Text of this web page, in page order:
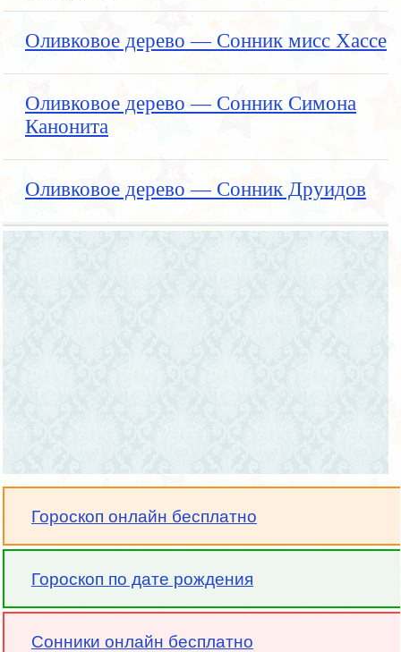
Оливковое дерево — Сонник мисс Хассе
Оливковое дерево — Сонник Симона
Канонита
Оливковое дерево — Сонник Друидов
Гороскоп онлайн бесплатно
Гороскоп по дате рождения
Сонники онлайн бесплатно